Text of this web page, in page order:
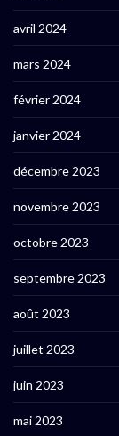
avril 2024
mars 2024
février 2024
janvier 2024
décembre 2023
novembre 2023
octobre 2023
septembre 2023
août 2023
juillet 2023
juin 2023
mai 2023